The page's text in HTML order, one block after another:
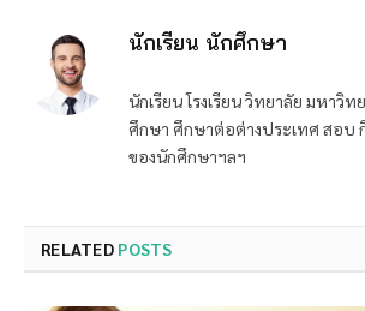
นักเรียน นักศึกษา
นักเรียน โรงเรียน วิทยาลัย มหาวิ
ศึกษา ศึกษาต่อต่างประเทศ สอบ
ของนักศึกษาฯลฯ
RELATED POSTS